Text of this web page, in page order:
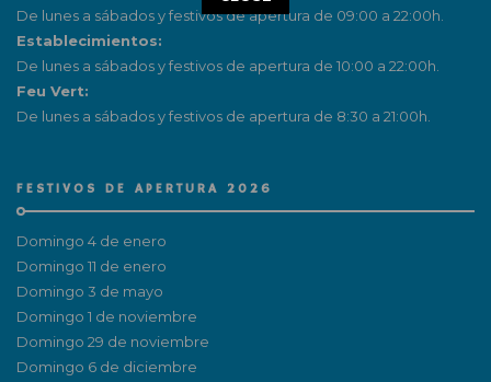
De lunes a sábados y festivos de apertura de 09:00 a 22:00h.
Establecimientos:
De lunes a sábados y festivos de apertura de 10:00 a 22:00h.
Feu Vert:
De lunes a sábados y festivos de apertura de 8:30 a 21:00h.
FESTIVOS DE APERTURA 2026
Domingo 4 de enero
Domingo 11 de enero
Domingo 3 de mayo
Domingo 1 de noviembre
Domingo 29 de noviembre
Domingo 6 de diciembre